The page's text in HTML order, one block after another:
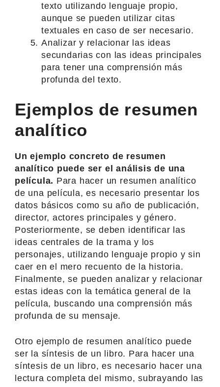
texto utilizando lenguaje propio,
aunque se pueden utilizar citas
textuales en caso de ser necesario.
Analizar y relacionar las ideas
secundarias con las ideas principales
para tener una comprensión más
profunda del texto.
Ejemplos de resumen
analítico
Un ejemplo concreto de resumen
analítico puede ser el análisis de una
película. Para hacer un resumen analítico
de una película, es necesario presentar los
datos básicos como su año de publicación,
director, actores principales y género.
Posteriormente, se deben identificar las
ideas centrales de la trama y los
personajes, utilizando lenguaje propio y sin
caer en el mero recuento de la historia.
Finalmente, se pueden analizar y relacionar
estas ideas con la temática general de la
película, buscando una comprensión más
profunda de su mensaje.
Otro ejemplo de resumen analítico puede
ser la síntesis de un libro. Para hacer una
síntesis de un libro, es necesario hacer una
lectura completa del mismo, subrayando las